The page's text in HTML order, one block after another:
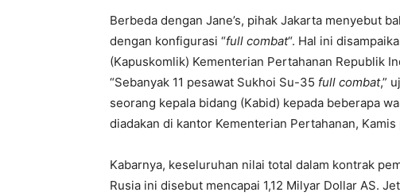
Berbeda dengan Jane’s, pihak Jakarta menyebut
dengan konfigurasi “full combat“. Hal ini
(Kapuskomlik) Kementerian Pertahanan Republik
“Sebanyak 11 pesawat Sukhoi Su-35 full combat,”
seorang kepala bidang (Kabid) kepada beberapa
diadakan di kantor Kementerian Pertahanan, Kamis
Kabarnya, keseluruhan nilai total dalam kontrak
Rusia ini disebut mencapai 1,12 Milyar Dollar AS.